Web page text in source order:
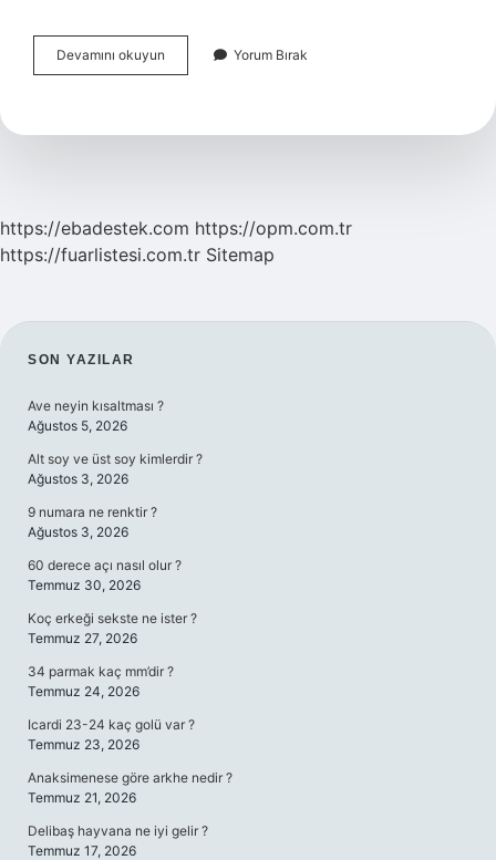
Devamını okuyun
Odaları
Yorum Bırak
https://ebadestek.com https://opm.com.tr
https://fuarlistesi.com.tr Sitemap
SIDEBAR
SON YAZILAR
Ave neyin kısaltması ?
Ağustos 5, 2026
Alt soy ve üst soy kimlerdir ?
Ağustos 3, 2026
9 numara ne renktir ?
Ağustos 3, 2026
60 derece açı nasıl olur ?
Temmuz 30, 2026
Koç erkeği sekste ne ister ?
Temmuz 27, 2026
34 parmak kaç mm’dir ?
Temmuz 24, 2026
Icardi 23-24 kaç golü var ?
Temmuz 23, 2026
Anaksimenese göre arkhe nedir ?
Temmuz 21, 2026
Delibaş hayvana ne iyi gelir ?
Temmuz 17, 2026